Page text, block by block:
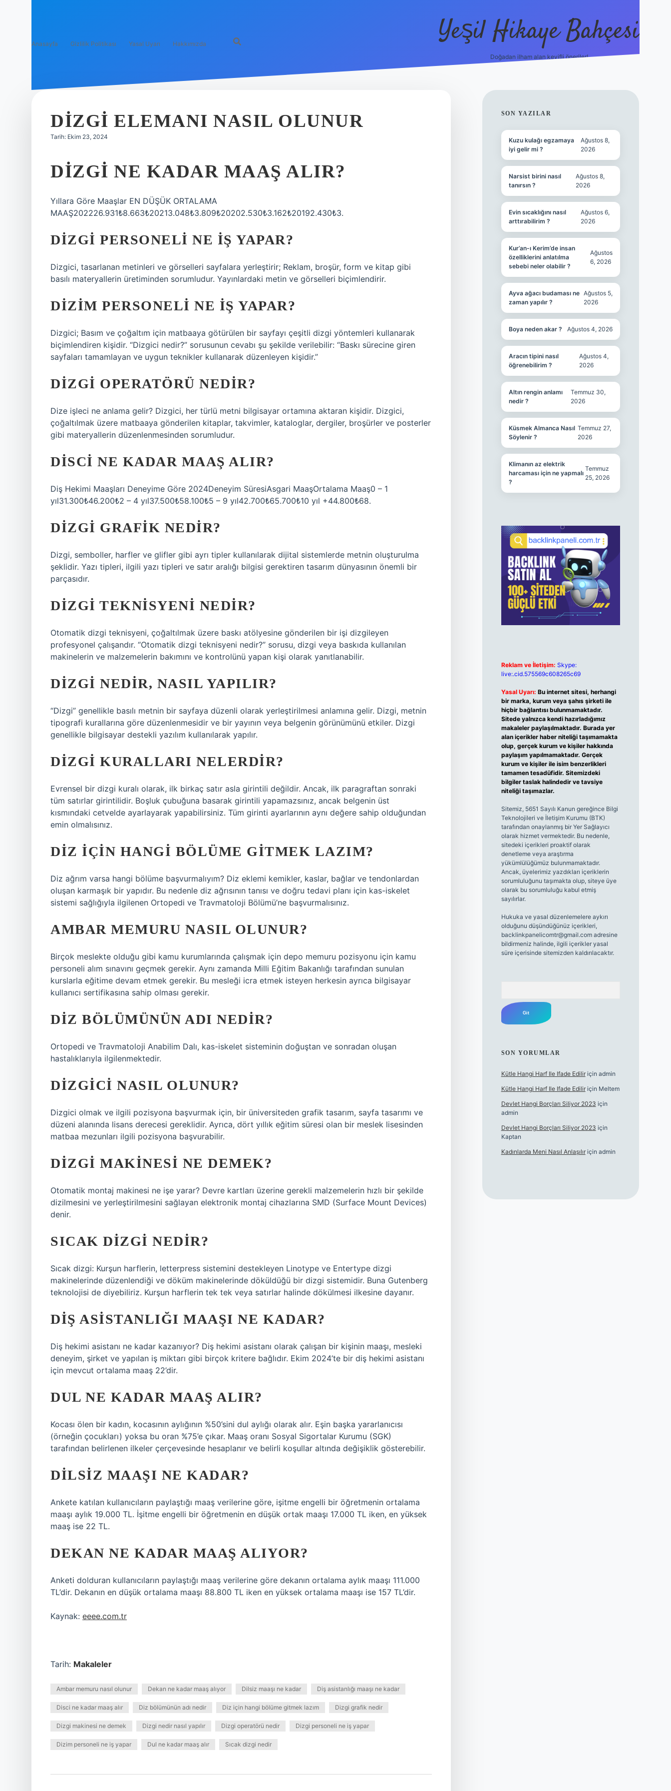
Anasayfa Gizlilik Politikası Yasal Uyarı Hakkımızda Yeşil Hikaye Bahçesi
Doğadan ilham alan keyifli öneriler!
DIZGI ELEMANI NASIL OLUNUR
Tarih: Ekim 23, 2024
DIZGI NE KADAR MAAŞ ALIR?
Yıllara Göre Maaşlar EN DÜŞÜK ORTALAMA
MAAŞ202226.931₺8.663₺20213.048₺3.809₺20202.530₺3.162₺20192.430₺3.
DIZGI PERSONELI NE IŞ YAPAR?
Dizgici, tasarlanan metinleri ve görselleri sayfalara yerleştirir; Reklam, broşür, form ve kitap gibi
basılı materyallerin üretiminden sorumludur. Yayınlardaki metin ve görselleri biçimlendirir.
DIZIM PERSONELI NE IŞ YAPAR?
Dizgici; Basım ve çoğaltım için matbaaya götürülen bir sayfayı çeşitli dizgi yöntemleri kullanarak
biçimlendiren kişidir. “Dizgici nedir?” sorusunun cevabı şu şekilde verilebilir: “Baskı sürecine giren
sayfaları tamamlayan ve uygun teknikler kullanarak düzenleyen kişidir.”
DIZGI OPERATÖRÜ NEDIR?
Dize işleci ne anlama gelir? Dizgici, her türlü metni bilgisayar ortamına aktaran kişidir. Dizgici,
çoğaltılmak üzere matbaaya gönderilen kitaplar, takvimler, kataloglar, dergiler, broşürler ve posterler
gibi materyallerin düzenlenmesinden sorumludur.
DISCI NE KADAR MAAŞ ALIR?
Diş Hekimi Maaşları Deneyime Göre 2024Deneyim SüresiAsgari MaaşOrtalama Maaş0 – 1
yıl31.300₺46.200₺2 – 4 yıl37.500₺58.100₺5 – 9 yıl42.700₺65.700₺10 yıl +44.800₺68.
DIZGI GRAFIK NEDIR?
Dizgi, semboller, harfler ve glifler gibi ayrı tipler kullanılarak dijital sistemlerde metnin oluşturulma
şeklidir. Yazı tipleri, ilgili yazı tipleri ve satır aralığı bilgisi gerektiren tasarım dünyasının önemli bir
parçasıdır.
DIZGI TEKNISYENI NEDIR?
Otomatik dizgi teknisyeni, çoğaltılmak üzere baskı atölyesine gönderilen bir işi dizgileyen
profesyonel çalışandır. “Otomatik dizgi teknisyeni nedir?” sorusu, dizgi veya baskıda kullanılan
makinelerin ve malzemelerin bakımını ve kontrolünü yapan kişi olarak yanıtlanabilir.
DIZGI NEDIR, NASIL YAPILIR?
“Dizgi” genellikle basılı metnin bir sayfaya düzenli olarak yerleştirilmesi anlamına gelir. Dizgi, metnin
tipografi kurallarına göre düzenlenmesidir ve bir yayının veya belgenin görünümünü etkiler. Dizgi
genellikle bilgisayar destekli yazılım kullanılarak yapılır.
DIZGI KURALLARI NELERDIR?
Evrensel bir dizgi kuralı olarak, ilk birkaç satır asla girintili değildir. Ancak, ilk paragraftan sonraki
tüm satırlar girintilidir. Boşluk çubuğuna basarak girintili yapamazsınız, ancak belgenin üst
kısmındaki cetvelde ayarlayarak yapabilirsiniz. Tüm girinti ayarlarının aynı değere sahip olduğundan
emin olmalısınız.
DIZ IÇIN HANGI BÖLÜME GITMEK LAZIM?
Diz ağrım varsa hangi bölüme başvurmalıyım? Diz eklemi kemikler, kaslar, bağlar ve tendonlardan
oluşan karmaşık bir yapıdır. Bu nedenle diz ağrısının tanısı ve doğru tedavi planı için kas-iskelet
sistemi sağlığıyla ilgilenen Ortopedi ve Travmatoloji Bölümü’ne başvurmalısınız.
AMBAR MEMURU NASIL OLUNUR?
Birçok meslekte olduğu gibi kamu kurumlarında çalışmak için depo memuru pozisyonu için kamu
personeli alım sınavını geçmek gerekir. Aynı zamanda Milli Eğitim Bakanlığı tarafından sunulan
kurslarla eğitime devam etmek gerekir. Bu mesleği icra etmek isteyen herkesin ayrıca bilgisayar
kullanıcı sertifikasına sahip olması gerekir.
DIZ BÖLÜMÜNÜN ADI NEDIR?
Ortopedi ve Travmatoloji Anabilim Dalı, kas-iskelet sisteminin doğuştan ve sonradan oluşan
hastalıklarıyla ilgilenmektedir.
DIZGICI NASIL OLUNUR?
Dizgici olmak ve ilgili pozisyona başvurmak için, bir üniversiteden grafik tasarım, sayfa tasarımı ve
düzeni alanında lisans derecesi gereklidir. Ayrıca, dört yıllık eğitim süresi olan bir meslek lisesinden
matbaa mezunları ilgili pozisyona başvurabilir.
DIZGI MAKINESI NE DEMEK?
Otomatik montaj makinesi ne işe yarar? Devre kartları üzerine gerekli malzemelerin hızlı bir şekilde
dizilmesini ve yerleştirilmesini sağlayan elektronik montaj cihazlarına SMD (Surface Mount Devices)
denir.
SICAK DIZGI NEDIR?
Sıcak dizgi: Kurşun harflerin, letterpress sistemini destekleyen Linotype ve Entertype dizgi
makinelerinde düzenlendiği ve döküm makinelerinde döküldüğü bir dizgi sistemidir. Buna Gutenberg
teknolojisi de diyebiliriz. Kurşun harflerin tek tek veya satırlar halinde dökülmesi ilkesine dayanır.
DIŞ ASISTANLIĞI MAAŞI NE KADAR?
Diş hekimi asistanı ne kadar kazanıyor? Diş hekimi asistanı olarak çalışan bir kişinin maaşı, mesleki
deneyim, şirket ve yapılan iş miktarı gibi birçok kritere bağlıdır. Ekim 2024’te bir diş hekimi asistanı
için mevcut ortalama maaş 22’dir.
DUL NE KADAR MAAŞ ALIR?
Kocası ölen bir kadın, kocasının aylığının %50’sini dul aylığı olarak alır. Eşin başka yararlanıcısı
(örneğin çocukları) yoksa bu oran %75’e çıkar. Maaş oranı Sosyal Sigortalar Kurumu (SGK)
tarafından belirlenen ilkeler çerçevesinde hesaplanır ve belirli koşullar altında değişiklik gösterebilir.
DILSIZ MAAŞI NE KADAR?
Ankete katılan kullanıcıların paylaştığı maaş verilerine göre, işitme engelli bir öğretmenin ortalama
maaşı aylık 19.000 TL. İşitme engelli bir öğretmenin en düşük ortak maaşı 17.000 TL iken, en yüksek
maaş ise 22 TL.
DEKAN NE KADAR MAAŞ ALIYOR?
Anketi dolduran kullanıcıların paylaştığı maaş verilerine göre dekanın ortalama aylık maaşı 111.000
TL’dir. Dekanın en düşük ortalama maaşı 88.800 TL iken en yüksek ortalama maaşı ise 157 TL’dir.
Kaynak: eeee.com.tr
Tarih: Makaleler
Ambar memuru nasıl olunur Dekan ne kadar maaş alıyor Dilsiz maaşı ne kadar Diş asistanlığı maaşı ne kadar
Disci ne kadar maaş alır Diz bölümünün adı nedir Diz için hangi bölüme gitmek lazım Dizgi grafik nedir
Dizgi makinesi ne demek Dizgi nedir nasıl yapılır Dizgi operatörü nedir Dizgi personeli ne iş yapar
Dizim personeli ne iş yapar Dul ne kadar maaş alır Sıcak dizgi nedir
SIDEBAR
SON YAZILAR
Kuzu kulağı egzamaya
iyi gelir mi ?
Ağustos 8,
2026
Narsist birini nasıl
tanırsın ?
Ağustos 8,
2026
Evin sıcaklığını nasıl
arttırabilirim ?
Ağustos 6,
2026
Kur’an-ı Kerim’de insan
özelliklerini anlatılma
sebebi neler olabilir ?
Ağustos
6, 2026
Ayva ağacı budaması ne
zaman yapılır ?
Ağustos 5,
2026
Boya neden akar ? Ağustos 4, 2026
Aracın tipini nasıl
öğrenebilirim ?
Ağustos 4,
2026
Altın rengin anlamı
nedir ?
Temmuz 30,
2026
Küsmek Almanca Nasıl
Söylenir ?
Temmuz 27,
2026
Klimanın az elektrik
harcaması için ne yapmalı
?
Temmuz
25, 2026
Reklam ve İletişim: Skype:
live:.cid.575569c608265c69
Yasal Uyarı: Bu internet sitesi, herhangi
bir marka, kurum veya şahıs şirketi ile
hiçbir bağlantısı bulunmamaktadır.
Sitede yalnızca kendi hazırladığımız
makaleler paylaşılmaktadır. Burada yer
alan içerikler haber niteliği taşımamakta
olup, gerçek kurum ve kişiler hakkında
paylaşım yapılmamaktadır. Gerçek
kurum ve kişiler ile isim benzerlikleri
tamamen tesadüfidir. Sitemizdeki
bilgiler taslak halindedir ve tavsiye
niteliği taşımazlar.
Sitemiz, 5651 Sayılı Kanun gereğince Bilgi
Teknolojileri ve İletişim Kurumu (BTK)
tarafından onaylanmış bir Yer Sağlayıcı
olarak hizmet vermektedir. Bu nedenle,
sitedeki içerikleri proaktif olarak
denetleme veya araştırma
yükümlülüğümüz bulunmamaktadır.
Ancak, üyelerimiz yazdıkları içeriklerin
sorumluluğunu taşımakta olup, siteye üye
olarak bu sorumluluğu kabul etmiş
sayılırlar.
Hukuka ve yasal düzenlemelere aykırı
olduğunu düşündüğünüz içerikleri,
backlinkpanelicomtr@gmail.comadresine
bildirmeniz halinde, ilgili içerikler yasal
süre içerisinde sitemizden kaldırılacaktır.
SON YORUMLAR
Kütle Hangi Harf Ile Ifade Ediliriçin admin
Kütle Hangi Harf Ile Ifade Ediliriçin Meltem
Devlet Hangi Borçları Siliyor 2023 için
admin
Devlet Hangi Borçları Siliyor 2023 için
Kaptan
Kadınlarda Meni Nasıl Anlaşılıriçin admin
en güvenilir